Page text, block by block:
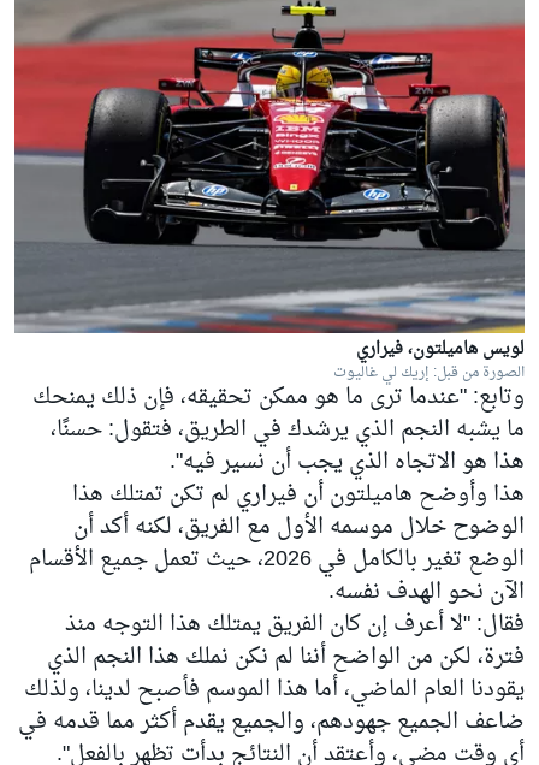
لويس هاميلتون، فيراري
الصورة من قبل: إريك لي غاليوت
وتابع: "عندما ترى ما هو ممكن تحقيقه، فإن ذلك يمنحك
ما يشبه النجم الذي يرشدك في الطريق، فتقول: حسنًا،
هذا هو الاتجاه الذي يجب أن نسير فيه".
هذا وأوضح هاميلتون أن فيراري لم تكن تمتلك هذا
الوضوح خلال موسمه الأول مع الفريق، لكنه أكد أن
الوضع تغير بالكامل في 2026، حيث تعمل جميع الأقسام
الآن نحو الهدف نفسه.
فقال: "لا أعرف إن كان الفريق يمتلك هذا التوجه منذ
فترة، لكن من الواضح أننا لم نكن نملك هذا النجم الذي
يقودنا العام الماضي، أما هذا الموسم فأصبح لدينا، ولذلك
ضاعف الجميع جهودهم، والجميع يقدم أكثر مما قدمه في
أي وقت مضى، وأعتقد أن النتائج بدأت تظهر بالفعل".